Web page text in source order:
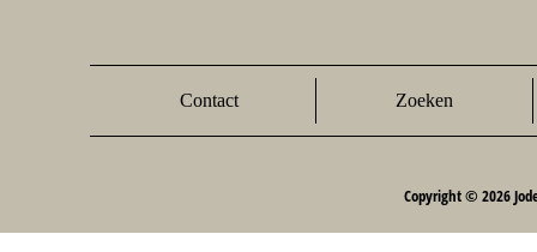
Contact Zoeken
Copyright © 2026